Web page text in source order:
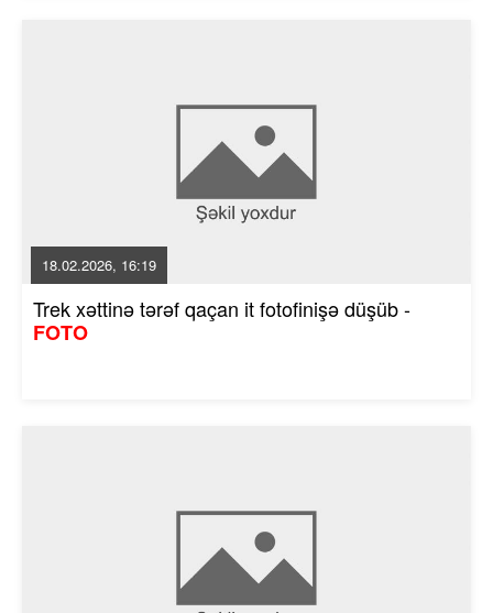
18.02.2026, 16:19
Trek xəttinə tərəf qaçan it fotofinişə düşüb -
FOTO